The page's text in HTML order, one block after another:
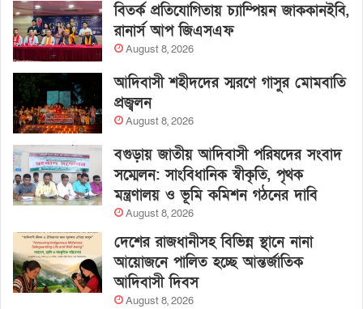
বিতর্ক প্রতিযোগিতায় চ্যাম্পিয়ন জাককানইবি,
রানার্স আপ জিএসএফ
August 8, 2026
আদিবাসী শহীদদের স্মরণে গাসুর মোমবাতি
প্রজ্বলন
August 8, 2026
বগুড়ায় জাতীয় আদিবাসী পরিষদের সংবাদ
সম্মেলন: সাংবিধানিক স্বীকৃতি, পৃথক
মন্ত্রণালয় ও ভূমি কমিশন গঠনের দাবি
August 8, 2026
দেশের রাজধানীসহ বিভিন্ন স্থানে নানা
আয়োজনে পালিত হচ্ছে আন্তর্জাতিক
আদিবাসী দিবস
August 8, 2026